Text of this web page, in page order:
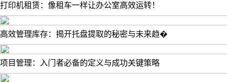
打印机租赁：像租车一样让办公室高效运转！
高效管理库存：揭开托盘提取的秘密与未来趋�
项目管理：入门者必备的定义与成功关键策略